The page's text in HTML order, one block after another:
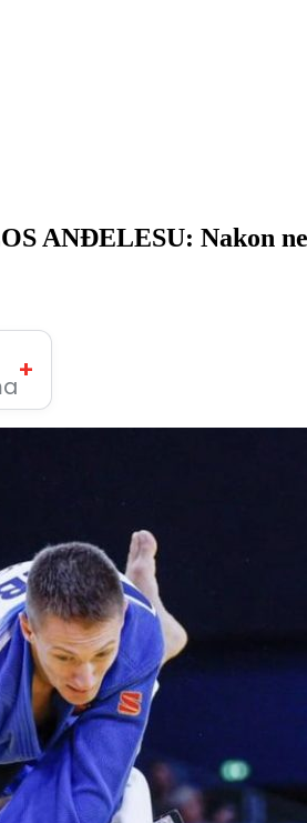
ANĐELESU: Nakon
+